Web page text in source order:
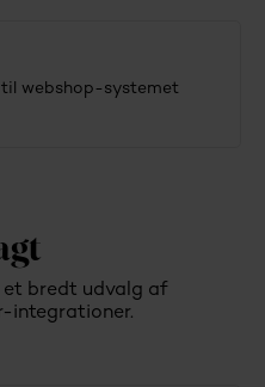
webshop-systemet
bredt udvalg af
integrationer.